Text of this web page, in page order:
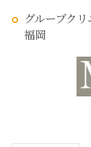
グループク
福岡